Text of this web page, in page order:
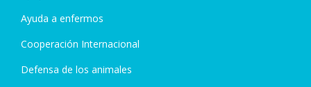
Ayuda a enfermos
Cooperación Internacional
Defensa de los animales